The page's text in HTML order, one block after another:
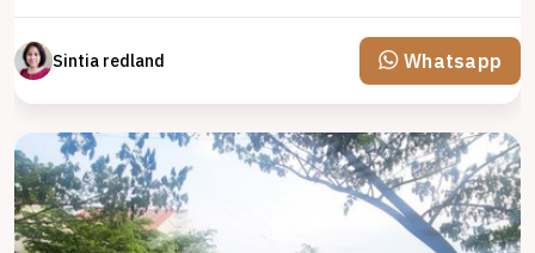
Sintia redland Whatsapp